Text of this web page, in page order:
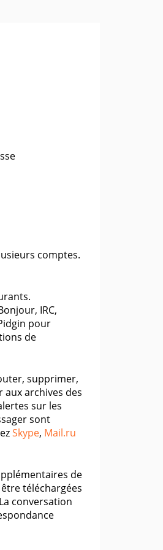
comptes.
IRC,
pour
de
supprimer,
archives des
sur les
sont
Skype, Mail.ru
de
téléchargées
conversation